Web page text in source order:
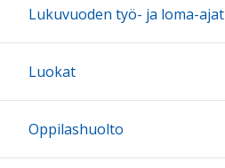
22:00
23:00
Lukuvuoden työ- ja loma-ajat
Luokat
Oppilashuolto